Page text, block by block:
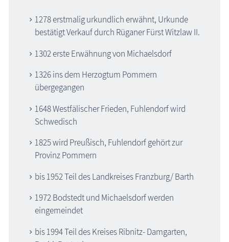
1278 erstmalig urkundlich erwähnt, Urkunde
bestätigt Verkauf durch Rüganer Fürst Witzlaw II.
1302 erste Erwähnung von Michaelsdorf
1326 ins dem Herzogtum Pommern
übergegangen
1648 Westfälischer Frieden, Fuhlendorf wird
Schwedisch
1825 wird Preußisch, Fuhlendorf gehört zur
Provinz Pommern
bis 1952 Teil des Landkreises Franzburg/ Barth
1972 Bodstedt und Michaelsdorf werden
eingemeindet
bis 1994 Teil des Kreises Ribnitz- Damgarten,